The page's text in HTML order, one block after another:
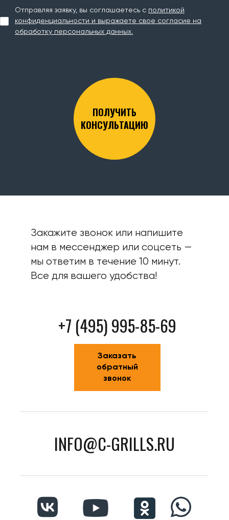
Отправляя заявку, вы соглашаетесь с политикой
конфиденциальности и выражаете свое согласие на
обработку персональных данных.
ПОЛУЧИТЬ
КОНСУЛЬТАЦИЮ
Закажите звонок или напишите
нам в мессенджер или соцсеть —
мы ответим в течение 10 минут.
Все для вашего удобства!
+7 (495) 995-85-69
Заказать
обратный
звонок
INFO@C-GRILLS.RU